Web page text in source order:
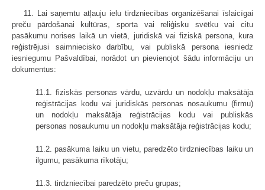
11. Lai saņemtu atļauju ielu tirdzniecības organizēšanai īslaicīgai
preču pārdošanai kultūras, sporta vai reliģisku svētku vai citu
pasākumu norises laikā un vietā, juridiskā vai fiziskā persona, kura
reģistrējusi saimniecisko darbību, vai publiskā persona iesniedz
iesniegumu Pašvaldībai, norādot un pievienojot šādu informāciju un
dokumentus:
11.1. fiziskās personas vārdu, uzvārdu un nodokļu maksātāja
reģistrācijas kodu vai juridiskās personas nosaukumu (firmu)
un nodokļu maksātāja reģistrācijas kodu vai publiskās
personas nosaukumu un nodokļu maksātāja reģistrācijas kodu;
11.2. pasākuma laiku un vietu, paredzēto tirdzniecības laiku un
ilgumu, pasākuma rīkotāju;
11.3. tirdzniecībai paredzēto preču grupas;